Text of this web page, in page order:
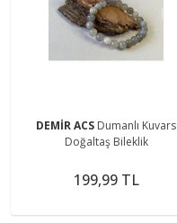
DEMİR ACS Dumanlı Kuvars
Doğaltaş Bileklik
199,99 TL